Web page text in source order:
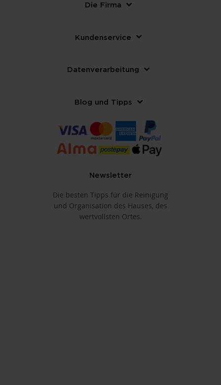
Die Firma
Kundenservice
Datenverarbeitung
Blog und Tipps
Newsletter
Die besten Tipps für die Reinigung
und Organisation des Hauses, des
wertvollsten Ortes.